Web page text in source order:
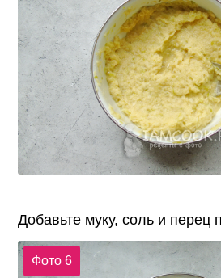
Добавьте муку, соль и перец
Фото 6